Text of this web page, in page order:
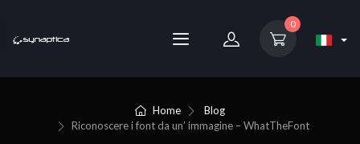
0
Home
Blog
Riconoscere i font da un’ immagine – WhatTheFont